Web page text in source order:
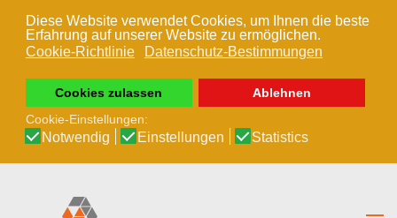
Diese Website verwendet Cookies, um Ihnen die beste
Erfahrung auf unserer Website zu ermöglichen.
Cookie-Richtlinie
Datenschutz-Bestimmungen
Cookies zulassen
Ablehnen
Cookie-Einstellungen:
Notwendig Einstellungen Statistics
Zum Hauptinhalt springen